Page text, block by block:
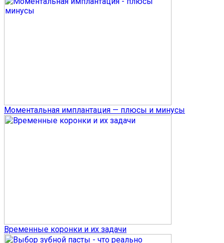
Моментальная имплантация — плюсы и минусы
Временные коронки и их задачи